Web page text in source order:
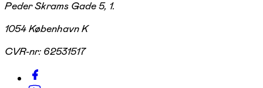
Peder Skrams Gade 5, 1.
1054 København K
CVR-nr: 62531517